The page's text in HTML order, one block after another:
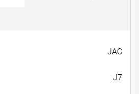
JAC
J7